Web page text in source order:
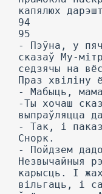
капялюх
94
95
- Пэўна, у
сказаў Му-
седзячы на
Праз хвіліну
- Мабыць,
-Ты хочаш
выпраўляцца
- Так, і
Снорк.
- Пойдзем
Незвычайныя
карысць. I
вільгаць, і